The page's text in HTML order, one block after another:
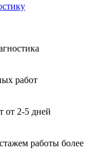
работ
от 2-5 дней
работы более